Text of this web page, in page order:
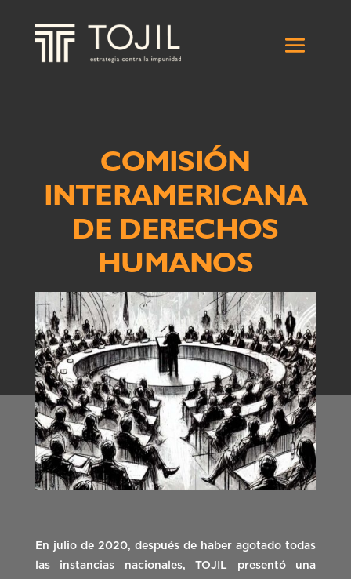
COMISIÓN
INTERAMERICANA
DE DERECHOS
HUMANOS
En julio de 2020, después de haber agotado todas
las instancias nacionales, TOJIL presentó una